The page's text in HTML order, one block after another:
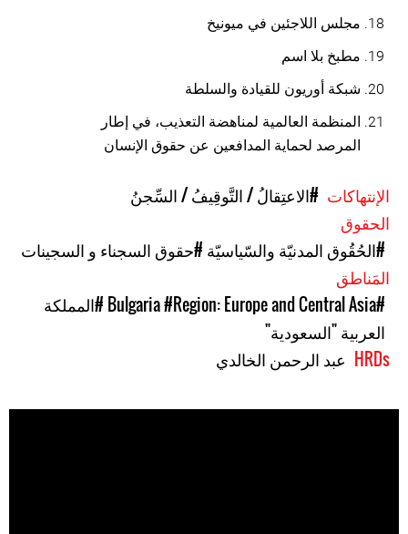
مجلس اللاجئين في ميونيخ
مطبخ بلا اسم
شبكة أوريون للقيادة والسلطة
المنظمة العالمية لمناهضة التعذيب، في إطار
المرصد لحماية المدافعين عن حقوق الإنسان
الإنتهاكات #الاعتِقالُ / التَّوقِيفُ / السِّجنُ
الحقوق
#الحُقُوق المدنيّة والسّياسيّة #حقوق السجناء و السجينات
المَناطق
#Bulgaria
#Region: Europe and Central Asia
#المملكة
العربية "السعودية"
HRDs عبد الرحمن الخالدي